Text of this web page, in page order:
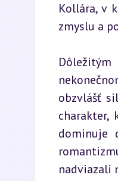
Kollára, v
zmyslu a
obzvlášť
charakter,
dominuje
nadviazali